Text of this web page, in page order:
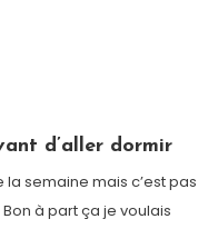
d’aller dormir
la semaine mais c’est pas
à part ça je voulais